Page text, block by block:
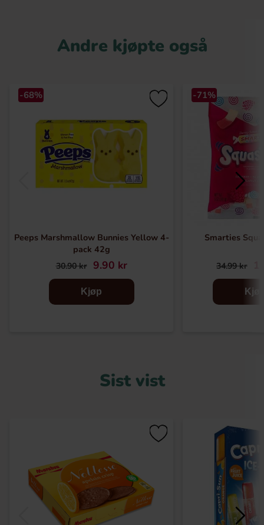
Andre kjøpte også
-68%
Peeps Marshmallow Bunnies Yellow 4-
pack 42g
30.90 kr 9.90 kr
Kjøp
-71%
Smarties
34.99 kr
Sist vist